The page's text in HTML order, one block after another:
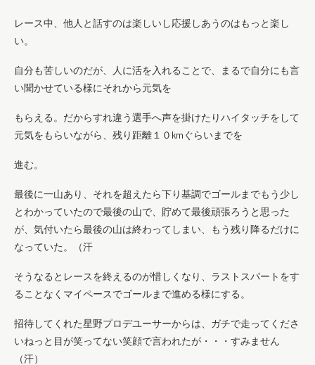
レース中、他人と話すのは楽しいし応援しあうのはもっと楽し
い。
自分も苦しいのだが、人に活を入れることで、まるで自分にも言
い聞かせている様にそれから元気を
もらえる。だからすれ違う選手へ声を掛けたりハイタッチをして
元気をもらいながら、残り距離１０kmぐらいまでを
進む。
最後に一山あり、それを超えたら下り基調でゴールまでもう少し
とわかっていたので最後の山で、貯めて最後頑張ろうと思った
が、気付いたら最後の山は終わってしまい、もう残り降るだけに
なっていた。（汗
そうなるとレースを終えるのが惜しくなり、ラストスパートをす
ることなくマイペースでゴールまで進める様にする。
招待してくれた星野プロデユーサーからは、ガチで走ってくださ
いねっと目が笑ってない笑顔で言われたが・・・すみません
（汗）